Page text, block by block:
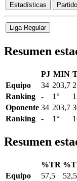
Estadísticas
Liga Regular
Resumen
PJ MIN
Equipo
34 203,7
Ranking
- 1°
Oponente 34 203,7
Ranking
- 1°
Resumen
%TR
Equipo
57,5 52,5